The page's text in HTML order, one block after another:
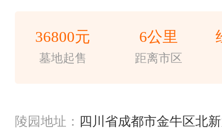
36800元
墓地起售
6公里
距离市区
陵园地址： 四川省成都市金牛区北